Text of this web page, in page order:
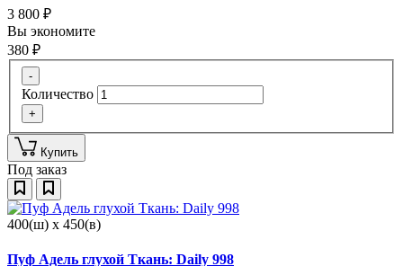
3 800 ₽
Вы экономите
380 ₽
-
Количество
+
Купить
Под заказ
400(ш) x 450(в)
Пуф Адель глухой Ткань: Daily 998